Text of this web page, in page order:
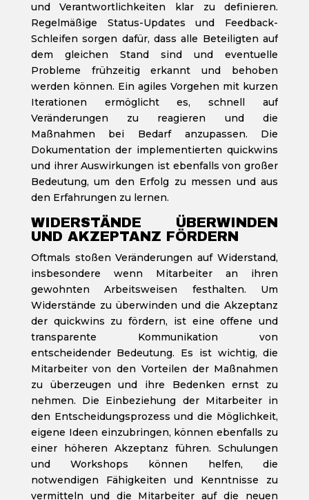
und Verantwortlichkeiten klar zu definieren.
Regelmäßige Status-Updates und Feedback-
Schleifen sorgen dafür, dass alle Beteiligten auf
dem gleichen Stand sind und eventuelle
Probleme frühzeitig erkannt und behoben
werden können. Ein agiles Vorgehen mit kurzen
Iterationen ermöglicht es, schnell auf
Veränderungen zu reagieren und die
Maßnahmen bei Bedarf anzupassen. Die
Dokumentation der implementierten quickwins
und ihrer Auswirkungen ist ebenfalls von großer
Bedeutung, um den Erfolg zu messen und aus
den Erfahrungen zu lernen.
WIDERSTÄNDE ÜBERWINDEN
UND AKZEPTANZ FÖRDERN
Oftmals stoßen Veränderungen auf Widerstand,
insbesondere wenn Mitarbeiter an ihren
gewohnten Arbeitsweisen festhalten. Um
Widerstände zu überwinden und die Akzeptanz
der quickwins zu fördern, ist eine offene und
transparente Kommunikation von
entscheidender Bedeutung. Es ist wichtig, die
Mitarbeiter von den Vorteilen der Maßnahmen
zu überzeugen und ihre Bedenken ernst zu
nehmen. Die Einbeziehung der Mitarbeiter in
den Entscheidungsprozess und die Möglichkeit,
eigene Ideen einzubringen, können ebenfalls zu
einer höheren Akzeptanz führen. Schulungen
und Workshops können helfen, die
notwendigen Fähigkeiten und Kenntnisse zu
vermitteln und die Mitarbeiter auf die neuen